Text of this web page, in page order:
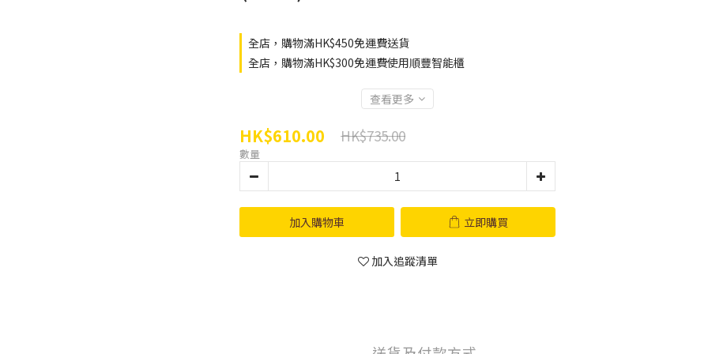
全店，購物滿HK$450免運費送貨
全店，購物滿HK$300免運費使用順豐智能櫃
查看更多
HK$610.00 HK$735.00
數量
加入購物車 立即購買
加入追蹤清單